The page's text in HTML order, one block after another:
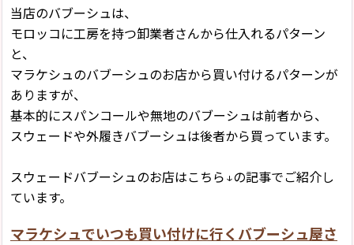
当店のバブーシュは、
モロッコに工房を持つ卸業者さんから仕入れるパターン
と、
マラケシュのバブーシュのお店から買い付けるパターンが
ありますが、
基本的にスパンコールや無地のバブーシュは前者から、
スウェードや外履きバブーシュは後者から買っています。
スウェードバブーシュのお店はこちら↓の記事でご紹介し
ています。
マラケシュでいつも買い付けに行くバブーシュ屋さ